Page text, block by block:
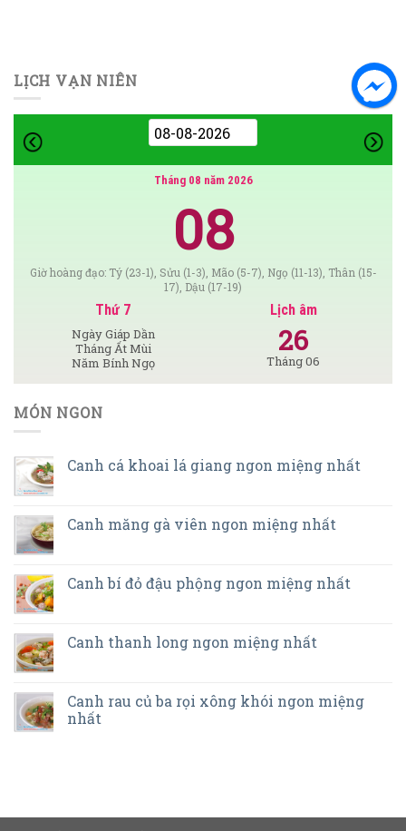
LỊCH VẠN NIÊN
Tháng 08 năm 2026
08
Giờ hoàng đạo: Tý (23-1), Sửu (1-3), Mão (5-7), Ngọ (11-13), Thân (15-
17), Dậu (17-19)
Thứ 7
Ngày Giáp Dần
Tháng Ất Mùi
Năm Bính Ngọ
Lịch âm
26
Tháng 06
MÓN NGON
Canh cá khoai lá giang ngon miệng nhất
Canh măng gà viên ngon miệng nhất
Canh bí đỏ đậu phộng ngon miệng nhất
Canh thanh long ngon miệng nhất
Canh rau củ ba rọi xông khói ngon miệng
nhất